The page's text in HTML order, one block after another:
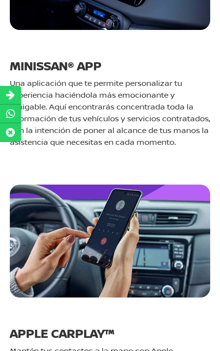
MINISSAN® APP
Una aplicación que te permite personalizar tu
experiencia haciéndola más emocionante y
amigable. Aquí encontrarás concentrada toda la
información de tus vehículos y servicios contratados,
con la intención de poner al alcance de tus manos la
asistencia que necesitas en cada momento.
APPLE CARPLAY™